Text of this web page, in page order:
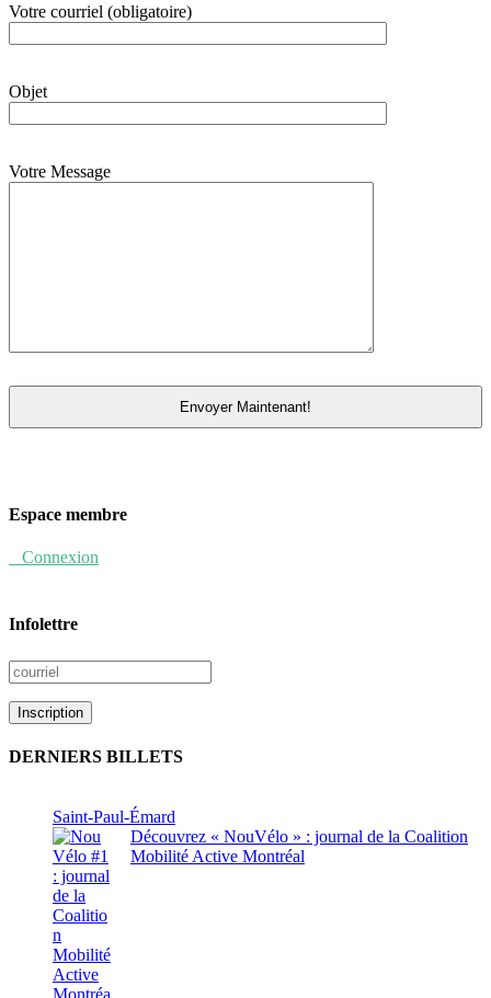
Votre courriel (obligatoire)
Objet
Votre Message
Espace membre
Connexion
Infolettre
DERNIERS BILLETS
Saint-Paul-Émard
Découvrez « NouVélo » : journal de la Coalition
Mobilité Active Montréal